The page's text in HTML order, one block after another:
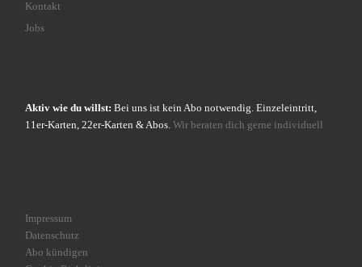
Kontakt
Jobs
Aktiv wie du willst: Bei uns ist kein Abo notwendig. Einzeleintritt,
11er-Karten, 22er-Karten & Abos. Wir beraten dich gerne individuell
Impressum
Datenschutz
Abo kündigen